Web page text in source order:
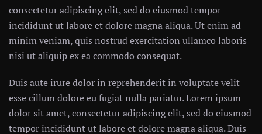
consectetur adipiscing elit, sed do eiusmod tempor
incididunt ut labore et dolore magna aliqua. Ut enim ad
minim veniam, quis nostrud exercitation ullamco laboris
nisi ut aliquip ex ea commodo consequat.
Duis aute irure dolor in reprehenderit in voluptate velit
esse cillum dolore eu fugiat nulla pariatur. Lorem ipsum
dolor sit amet, consectetur adipiscing elit, sed do eiusmod
tempor incididunt ut labore et dolore magna aliqua. Duis